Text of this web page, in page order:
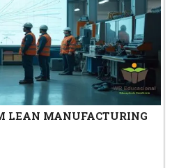
LEAN MANUFACTURING